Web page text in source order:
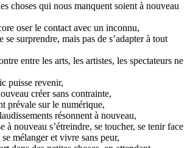
choses qui nous manquent soient à nouveau
oser le contact avec un inconnu,
surprendre, mais pas de s’adapter à tout
entre les arts, les artistes, les spectateurs ne
puisse revenir,
créer sans contrainte,
prévale sur le numérique,
résonnent à nouveau,
à nouveau s’étreindre, se toucher, se tenir face
mélanger et vivre sans peur,